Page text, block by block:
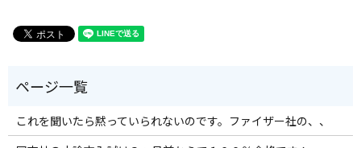
これを聞いたら黙っていられないのです。ファイザー社の、、